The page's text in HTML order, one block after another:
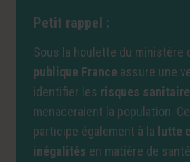
Petit rappel :
Sous la houlette du ministère
publique France assure une
identifier les risques
menaceraient la population.
participe également à la lutte
inégalités en matière de